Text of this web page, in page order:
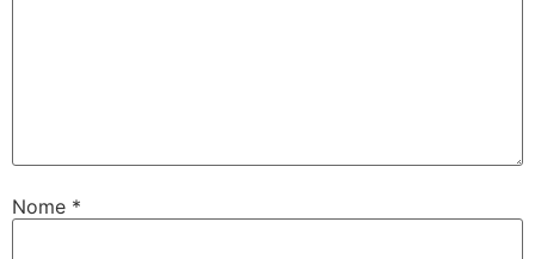
Nome *